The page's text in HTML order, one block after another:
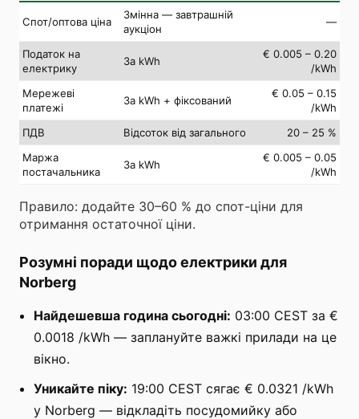
Спот/оптова ціна
Змінна — завтрашній
аукціон
—
Податок на
електрику
За kWh
€ 0.005 – 0.20
/kWh
Мережеві
платежі
За kWh + фіксований
€ 0.05 – 0.15
/kWh
ПДВ
Відсоток від загального
20 – 25 %
Маржа
постачальника
За kWh
€ 0.005 – 0.05
/kWh
Правило: додайте 30–60 % до спот-ціни для
отримання остаточної ціни.
Розумні поради щодо електрики для
Norberg
Найдешевша година сьогодні: 03:00 CEST за €
0.0018 /kWh — заплануйте важкі прилади на це
вікно.
Уникайте піку: 19:00 CEST сягає € 0.0321 /kWh
у Norberg — відкладіть посудомийку або